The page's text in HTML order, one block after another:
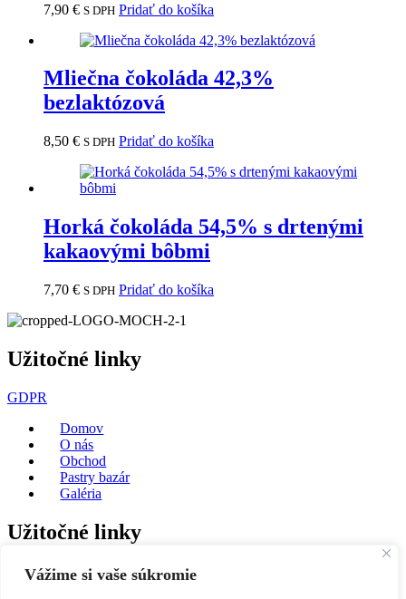
Vážime si vaše súkromie
7,90 € S DPH Pridať do košíka
Mliečna čokoláda 42,3%
bezlaktózová
8,50 € S DPH Pridať do košíka
Horká čokoláda 54,5% s drtenými
kakaovými bôbmi
7,70 € S DPH Pridať do košíka
Užitočné linky
GDPR
Domov
O nás
Obchod
Pastry bazár
Galéria
Užitočné linky
Tablet čokolády